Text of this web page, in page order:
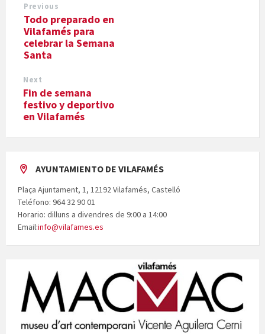
Previous
Todo preparado en
Vilafamés para
celebrar la Semana
Santa
Next
Fin de semana
festivo y deportivo
en Vilafamés
AYUNTAMIENTO DE VILAFAMÉS
Plaça Ajuntament, 1, 12192 Vilafamés, Castelló
Teléfono: 964 32 90 01
Horario: dilluns a divendres de 9:00 a 14:00
Email:info@vilafames.es